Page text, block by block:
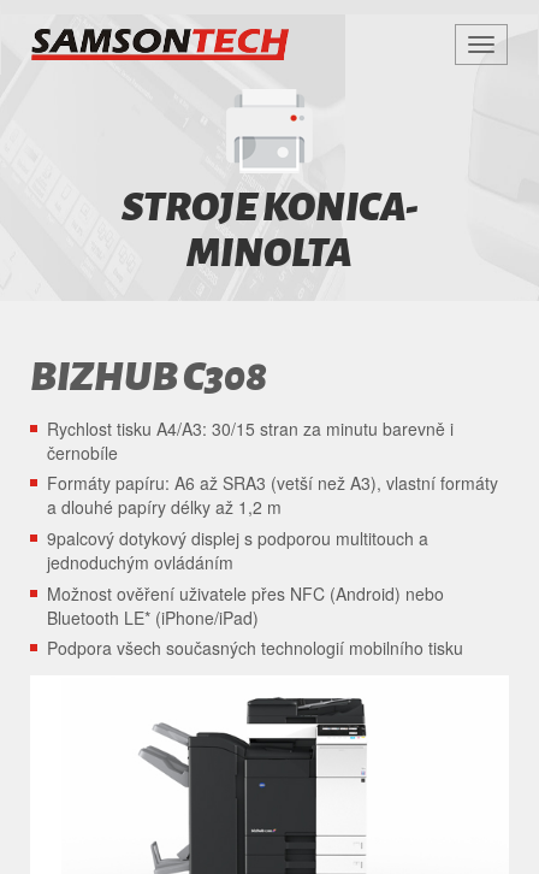
TECH
STROJE KONICA-
MINOLTA
BIZHUB C308
Rychlost tisku A4/A3: 30/15 stran za minutu barevně i
černobíle
Formáty papíru: A6 až SRA3 (vetší než A3), vlastní formáty
a dlouhé papíry délky až 1,2 m
9palcový dotykový displej s podporou multitouch a
jednoduchým ovládáním
Možnost ověření uživatele přes NFC (Android) nebo
Bluetooth LE* (iPhone/iPad)
Podpora všech současných technologií mobilního tisku